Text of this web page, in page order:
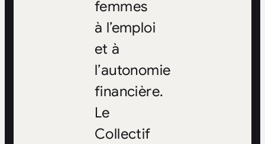
femmes
à l’emploi
et à
l’autonomie
financière.
Le
Collectif